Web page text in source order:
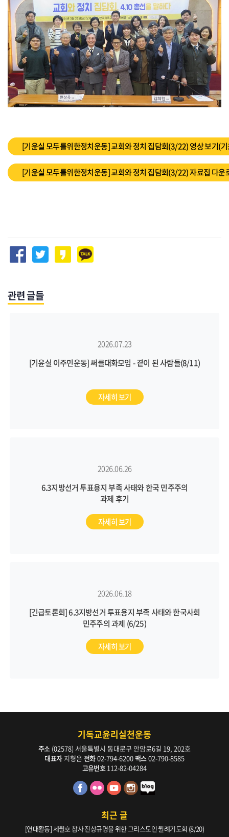
[기윤실 모두를위한정치운동] 교회와 정치 집담회(3/22) 영상 보기(
[기윤실 모두를위한정치운동] 교회와 정치 집담회(3/22) 자료집 다운
관련 글들
2026.07.23
[기윤실 이주민운동] 써클대화모임 - 곁이 된 사람들(8/11)
자세히 보기
2026.06.26
6.3지방선거 투표용지 부족 사태와 한국 민주주의
과제 후기
자세히 보기
2026.06.18
[긴급토론회] 6.3지방선거 투표용지 부족 사태와 한국사회
민주주의 과제 (6/25)
자세히 보기
기독교윤리실천운동
주소 (02578) 서울특별시 동대문구 안암로6길 19, 202호
대표자지형은 전화02-794-6200팩스 02-790-8585
고유번호 112-82-04284
최근 글
[연대활동] 세월호 참사 진상규명을 위한 그리스도인 월례기도회 (8/20)